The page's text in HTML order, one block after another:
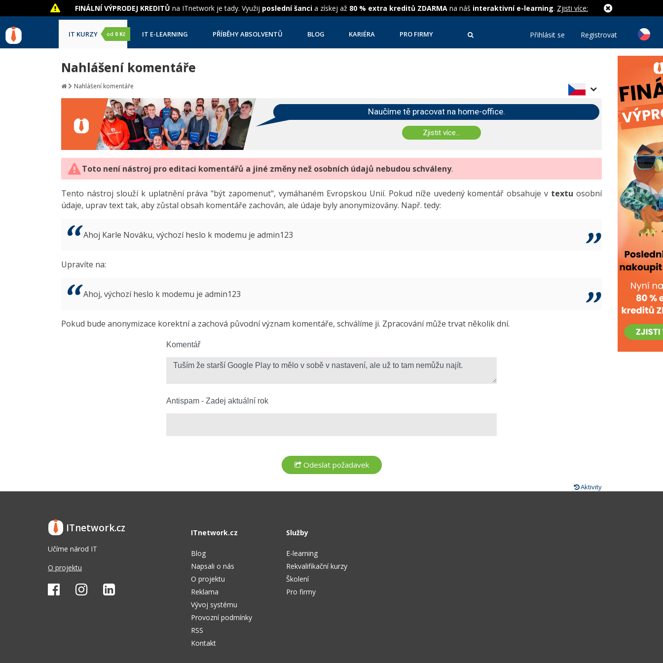
FINÁLNÍ VÝPRODEJ KREDITŮ na ITnetwork je tady. Využij poslední šanci a získej až 80 % extra kreditů ZDARMA na náš interaktivní e-learning. Zjisti více:
IT KURZY od 0 Kč IT E-LEARNING PŘÍBĚHY ABSOLVENTŮ BLOG KARIÉRA PRO FIRMY Přihlásit se Registrovat
Nahlášení komentáře
Nahlášení komentáře
Naučíme tě pracovat na home-office.
Zjistit více...
Toto není nástroj pro editaci komentářů a jiné změny než osobních údajů nebudou schváleny.
Tento nástroj slouží k uplatnění práva "být zapomenut", vymáhaném Evropskou Unií. Pokud níže uvedený komentář obsahuje v textu osobní
údaje, uprav text tak, aby zůstal obsah komentáře zachován, ale údaje byly anonymizovány. Např. tedy:
Ahoj Karle Nováku, výchozí heslo k modemu je admin123
Upravíte na:
Ahoj, výchozí heslo k modemu je admin123
Pokud bude anonymizace korektní a zachová původní význam komentáře, schválíme ji. Zpracování může trvat několik dní.
Komentář
Antispam - Zadej aktuální rok
Aktivity
ITnetwork.cz
Učíme národ IT
O projektu
ITnetwork.cz
Blog
Napsali o nás
O projektu
Reklama
Vývoj systému
Provozní podmínky
RSS
Kontakt
Služby
E-learning
Rekvalifikační kurzy
Školení
Pro firmy